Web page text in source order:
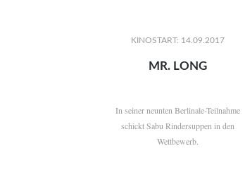
KINOSTART: 14.09.2017
MR. LONG
In seiner neunten Berlinale-Teilnahme
schickt Sabu Rindersuppen in den
Wettbewerb.